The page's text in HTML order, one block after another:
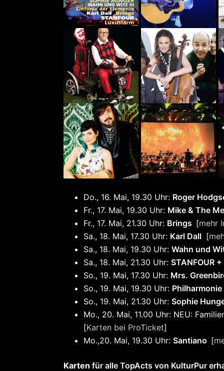
Do., 16. Mai, 19.30 Uhr: Roger
Fr., 17. Mai, 19.30 Uhr: Mike & The
Fr., 17. Mai, 21.30 Uhr: Brings [mehr
Sa., 18. Mai, 17.30 Uhr: Karl Dall [
Sa., 18. Mai, 19.30 Uhr: Wahn und
Sa., 18. Mai, 21.30 Uhr: STANFOUR
So., 19. Mai, 17.30 Uhr: Mrs.
So., 19. Mai, 19.30 Uhr:
So., 19. Mai, 21.30 Uhr: Sophie
Mo., 20. Mai, 11.00 Uhr: NEU:
[Karten bei ProTicket]
Mo.,20. Mai, 19.30 Uhr: Santiano [
Karten für alle TopActs von KulturPur